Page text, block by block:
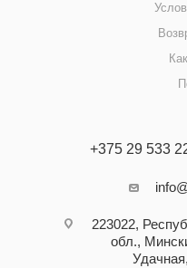
+375 29 533
223022,
обл.,